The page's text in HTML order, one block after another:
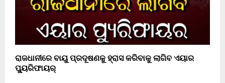
ରାଜଧାନୀରେ ବାୟୁ ପ୍ରଦୂଷଣକୁ ହ୍ରାସ କରିବାକୁ ଲାଗିବ ଏୟାର
ପ୍ୟୁରିଫାୟର୍